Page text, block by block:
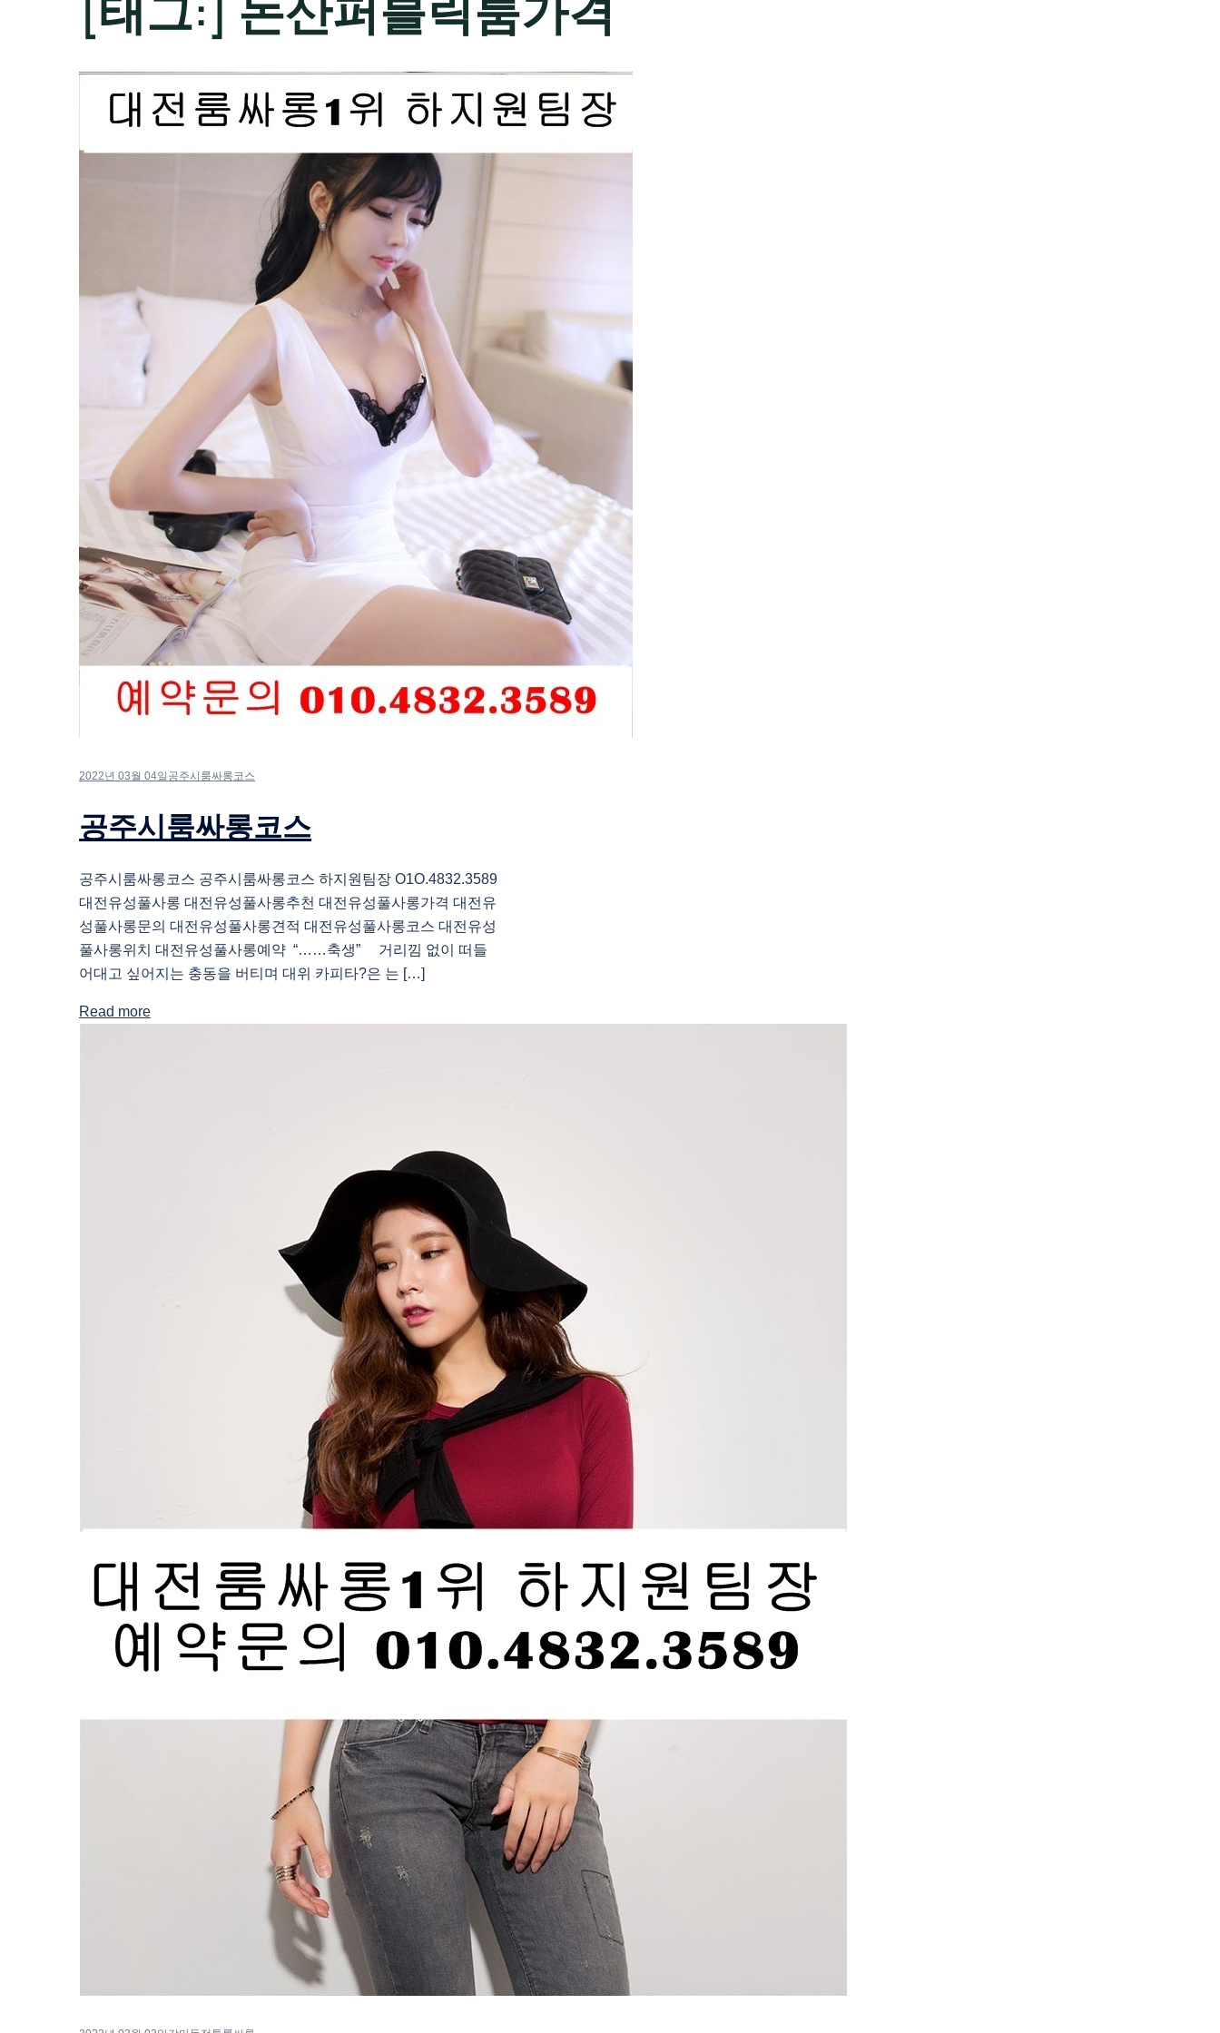
2022년 03월 04일 공주시룸싸롱코스
공주시룸싸롱코스
공주시룸싸롱코스 공주시룸싸롱코스 하지원팀장 O1O.4832.3589
대전유성풀사롱 대전유성풀사롱추천 대전유성풀사롱가격 대전유
성풀사롱문의 대전유성풀사롱견적 대전유성풀사롱코스 대전유성
풀사롱위치 대전유성풀사롱예약 “……축생” 거리낌 없이 떠들
어대고 싶어지는 충동을 버티며 대위 카피타?은 는 […]
Read more